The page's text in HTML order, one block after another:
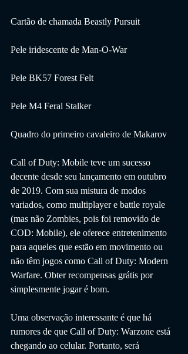
Cartão de chamada Beastly Pursuit
Pele iridescente de Man-O-War
Pele BK57 Forest Felt
Pele M4 Feral Stalker
Quadro do primeiro cavaleiro de Makarov
Call of Duty: Mobile teve um sucesso
decente desde seu lançamento em outubro
de 2019. Com sua mistura de modos
variados, como multiplayer e battle royale
(mas não Zombies, pois foi removido de
COD: Mobile), ele oferece entretenimento
para aqueles que estão em movimento ou
não têm jogos como Call of Duty: Modern
Warfare. Obter recompensas grátis por
simplesmente jogar é bom.
Uma observação interessante é que há
rumores de que Call of Duty: Warzone está
chegando ao celular. Portanto, será